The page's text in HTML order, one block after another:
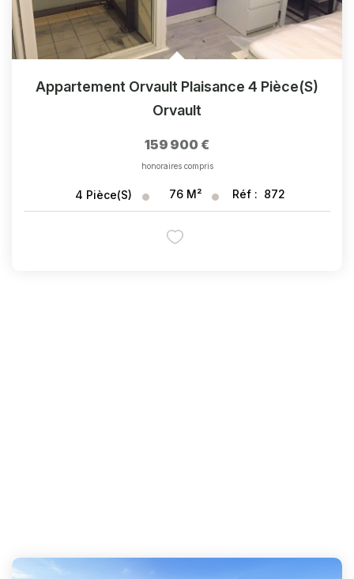
Appartement Orvault Plaisance 4 Pièce(s)
Orvault
159 900 €
honoraires compris
4 Pièce(s) 76 M² Réf : 872